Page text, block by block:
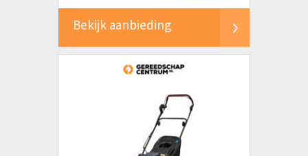
Bekijk aanbieding